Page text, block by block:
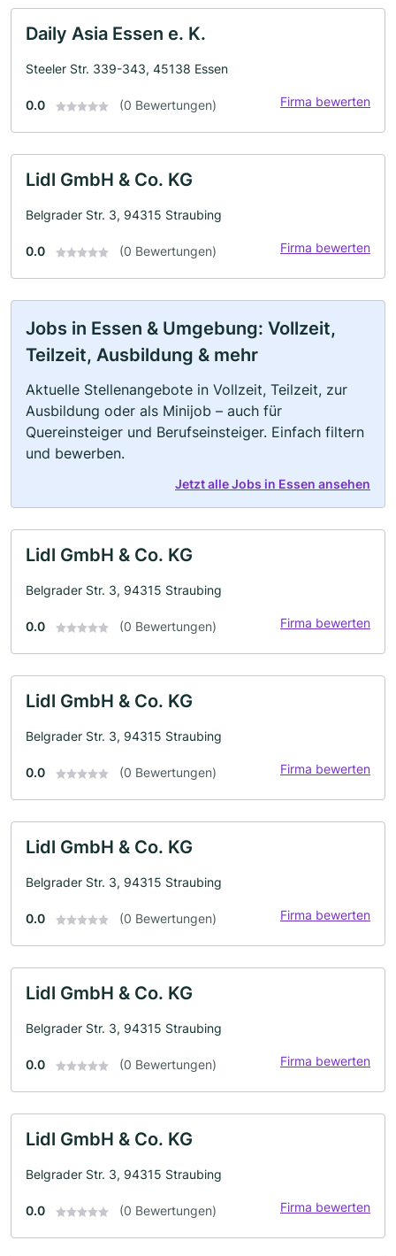
Daily Asia Essen e. K.
Steeler Str. 339-343, 45138 Essen
0.0 (0 Bewertungen) Firma bewerten
Lidl GmbH & Co. KG
Belgrader Str. 3, 94315 Straubing
0.0 (0 Bewertungen) Firma bewerten
Jobs in Essen & Umgebung: Vollzeit,
Teilzeit, Ausbildung & mehr
Aktuelle Stellenangebote in Vollzeit, Teilzeit, zur
Ausbildung oder als Minijob – auch für
Quereinsteiger und Berufseinsteiger. Einfach filtern
und bewerben.
Jetzt alle Jobs in Essen ansehen
Lidl GmbH & Co. KG
Belgrader Str. 3, 94315 Straubing
0.0 (0 Bewertungen) Firma bewerten
Lidl GmbH & Co. KG
Belgrader Str. 3, 94315 Straubing
0.0 (0 Bewertungen) Firma bewerten
Lidl GmbH & Co. KG
Belgrader Str. 3, 94315 Straubing
0.0 (0 Bewertungen) Firma bewerten
Lidl GmbH & Co. KG
Belgrader Str. 3, 94315 Straubing
0.0 (0 Bewertungen) Firma bewerten
Lidl GmbH & Co. KG
Belgrader Str. 3, 94315 Straubing
0.0 (0 Bewertungen) Firma bewerten